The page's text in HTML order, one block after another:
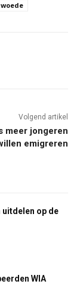
woede
Volgend artikel
meer jongeren
emigreren
op de
WIA